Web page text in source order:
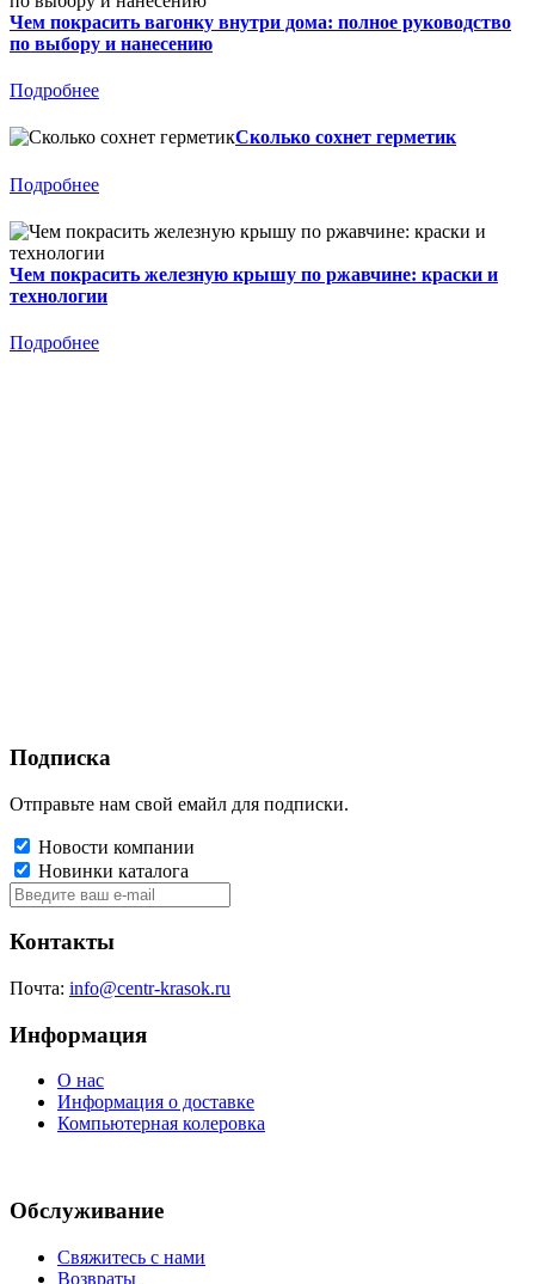
Чем покрасить вагонку внутри дома: полное руководство
по выбору и нанесению
Подробнее
Сколько сохнет герметик
Подробнее
Чем покрасить железную крышу по ржавчине: краски и
технологии
Подробнее
Подписка
Отправьте нам свой емайл для подписки.
Новости компании
Новинки каталога
Контакты
Почта: info@centr-krasok.ru
Информация
О нас
Информация о доставке
Компьютерная колеровка
Обслуживание
Свяжитесь с нами
Возвраты